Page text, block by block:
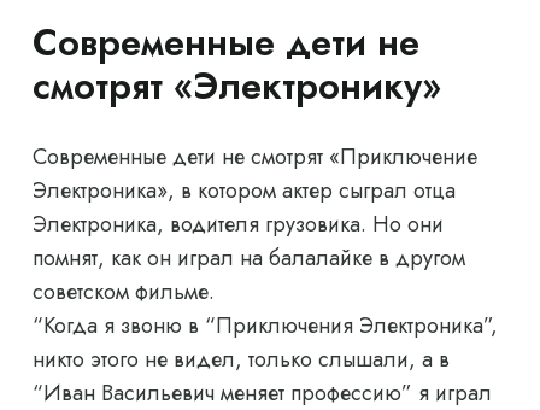
Современные дети не
смотрят «Электронику»
Современные дети не смотрят «Приключение
Электроника», в котором актер сыграл отца
Электроника, водителя грузовика. Но они
помнят, как он играл на балалайке в другом
советском фильме.
“Когда я звоню в “Приключения Электроника”,
никто этого не видел, только слышали, а в
“Иван Васильевич меняет профессию” я играл